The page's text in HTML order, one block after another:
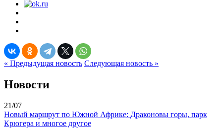
« Предыдущая новость Следующая новость »
Новости
21/07
Новый маршрут по Южной Африке: Драконовы горы, парк
Крюгера и многое другое